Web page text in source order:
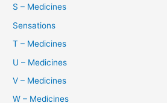
S – Medicines
Sensations
T – Medicines
U – Medicines
V – Medicines
W – Medicines